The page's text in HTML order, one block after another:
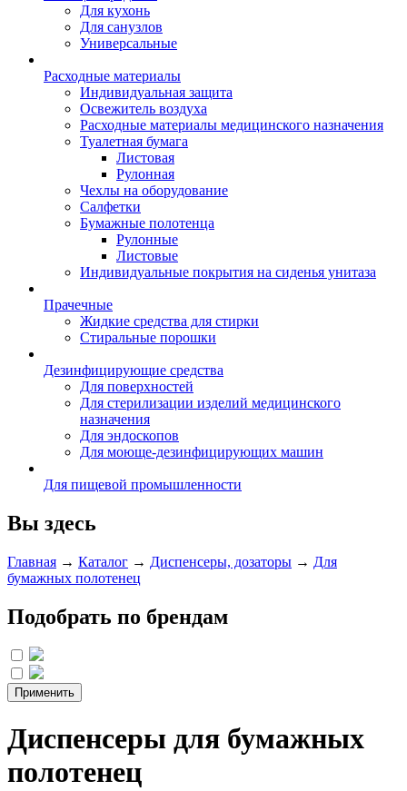
Для кухонь
Для санузлов
Универсальные
Расходные материалы
Индивидуальная защита
Освежитель воздуха
Расходные материалы медицинского назначения
Туалетная бумага
Листовая
Рулонная
Чехлы на оборудование
Салфетки
Бумажные полотенца
Рулонные
Листовые
Индивидуальные покрытия на сиденья унитаза
Прачечные
Жидкие средства для стирки
Стиральные порошки
Дезинфицирующие средства
Для поверхностей
Для стерилизации изделий медицинского
назначения
Для эндоскопов
Для моюще-дезинфицирующих машин
Для пищевой промышленности
Вы здесь
Главная → Каталог → Диспенсеры, дозаторы → Для
бумажных полотенец
Подобрать по брендам
Диспенсеры для бумажных
полотенец